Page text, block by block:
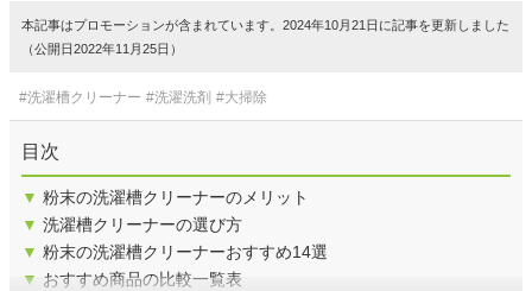
本記事はプロモーションが含まれています。2024年10月21日に記事を更新しました
（公開日2022年11月25日）
#洗濯槽クリーナー #洗濯洗剤 #大掃除
目次
▼ 粉末の洗濯槽クリーナーのメリット
▼ 洗濯槽クリーナーの選び方
▼ 粉末の洗濯槽クリーナーおすすめ14選
▼ おすすめ商品の比較一覧表